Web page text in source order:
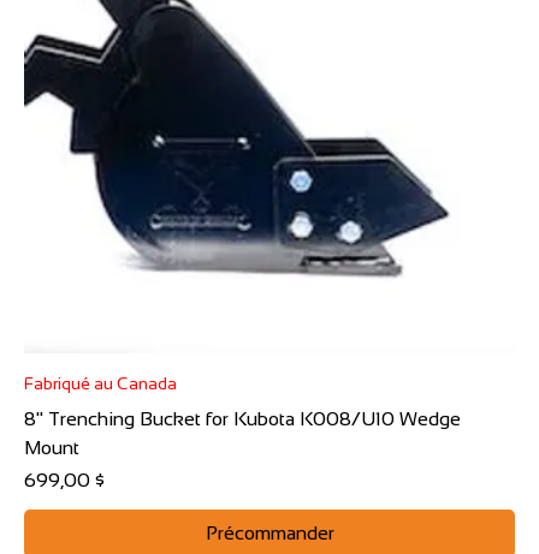
Fabriqué au Canada
8" Trenching Bucket for Kubota K008/U10 Wedge
Mount
Prix
699,00 $
Précommander